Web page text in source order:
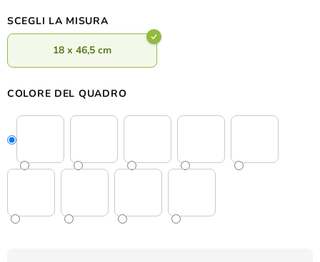
SCEGLI LA MISURA
18 x 46,5 cm
COLORE DEL QUADRO